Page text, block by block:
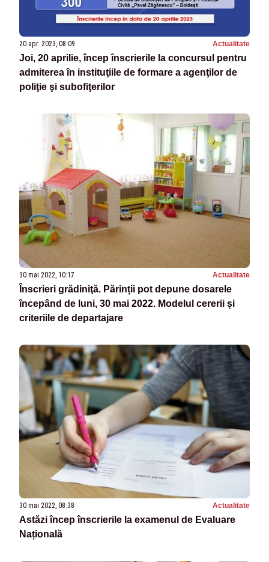
20 apr. 2023, 08:09 Actualitate
Joi, 20 aprilie, încep înscrierile la concursul pentru
admiterea în instituţiile de formare a agenţilor de
poliţie şi subofiţerilor
30 mai 2022, 10:17 Actualitate
Înscrieri grădiniţă. Părinții pot depune dosarele
începând de luni, 30 mai 2022. Modelul cererii și
criteriile de departajare
30 mai 2022, 08:38 Actualitate
Astăzi încep înscrierile la examenul de Evaluare
Națională